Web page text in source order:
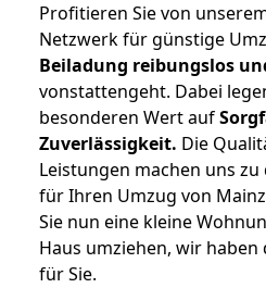
Profitieren Sie von
Netzwerk für günstige
Beiladung reibungslos
vonstattengeht. Dabei
besonderen Wert auf
Zuverlässigkeit. Die
Leistungen machen uns
für Ihren Umzug von
Sie nun eine kleine
Haus umziehen, wir haben
für Sie.